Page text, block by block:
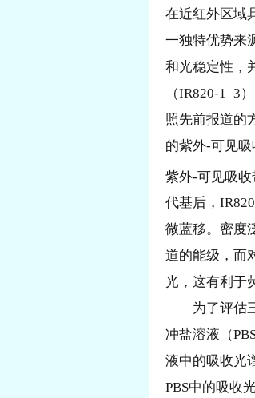
在近红外区域
一独特优势来
和光稳定性，
（IR820-1–3
照先前报道的
的紫外-可见
紫外-可见吸
代基后，
微蓝移。密度
道的能级，而
光，这有利于
为了评估
冲盐溶液（
液中的吸收光
PBS中的吸收